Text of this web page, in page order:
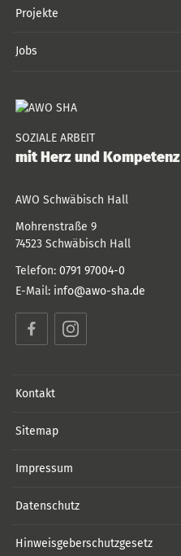
Projekte
Jobs
SOZIALE ARBEIT
mit Herz und Kompetenz
AWO Schwäbisch Hall
Mohrenstraße 9
74523 Schwäbisch Hall
Telefon: 0791 97004-0
E-Mail: info@awo-sha.de
FacebookInstagram
Kontakt
Sitemap
Impressum
Datenschutz
Hinweisgeberschutzgesetz